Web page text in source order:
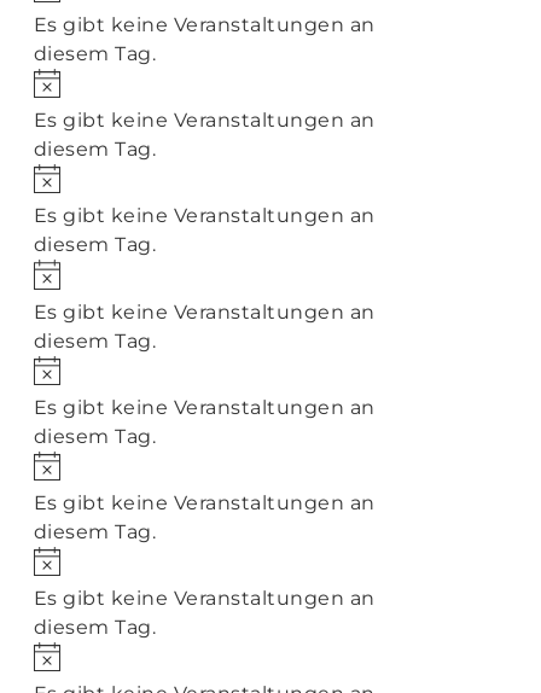
Es gibt keine Veranstaltungen an
diesem Tag.
Hinweis
Es gibt keine Veranstaltungen an
diesem Tag.
Hinweis
Es gibt keine Veranstaltungen an
diesem Tag.
Hinweis
Es gibt keine Veranstaltungen an
diesem Tag.
Hinweis
Es gibt keine Veranstaltungen an
diesem Tag.
Hinweis
Es gibt keine Veranstaltungen an
diesem Tag.
Hinweis
Es gibt keine Veranstaltungen an
diesem Tag.
Hinweis